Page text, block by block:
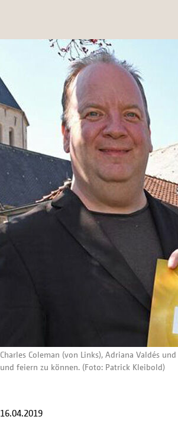
Charles Coleman (von Links), Adriana Valdés
und feiern zu können. (Foto: Patrick Kleibold)
16.04.2019